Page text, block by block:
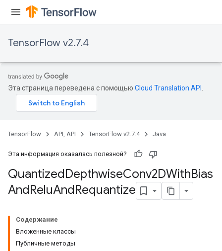
TensorFlow v2.7.4
Эта страница переведена с помощью Cloud Translation API
TensorFlow API, API TensorFlow v2.7.4 Java
Эта информация оказалась полезной?
QuantizedDepthwiseConv2DWithBias
AndReluAndRequantize
Содержание
Вложенные классы
Публичные методы